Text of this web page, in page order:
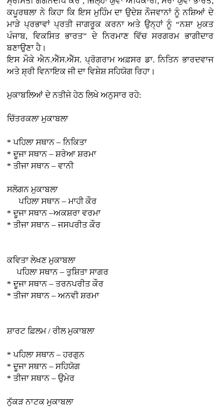
ਕਪੂਰਥਲਾ ਨੇ ਕਿਹਾ ਕਿ ਇਸ ਮੁਹਿੰਮ ਦਾ ਉਦੇਸ਼ ਨੌਜਵਾਨਾਂ ਨੂੰ ਨਸ਼ਿਆਂ ਦੇ
ਮਾੜੇ ਪ੍ਰਭਾਵਾਂ ਪ੍ਰਤੀ ਜਾਗਰੂਕ ਕਰਨਾ ਅਤੇ ਉਨ੍ਹਾਂ ਨੂੰ “ਨਸ਼ਾ ਮੁਕਤ
ਪੰਜਾਬ, ਵਿਕਸਿਤ ਭਾਰਤ” ਦੇ ਨਿਰਮਾਣ ਵਿੱਚ ਸਰਗਰਮ ਭਾਗੀਦਾਰ
ਬਣਾਉਣਾ ਹੈ।
ਇਸ ਮੌਕੇ ਐਨ.ਐੱਸ.ਐੱਸ. ਪ੍ਰੋਗਰਾਮ ਅਫ਼ਸਰ ਡਾ. ਨਿਤਿਨ ਭਾਰਦਵਾਜ
ਅਤੇ ਸ਼੍ਰੀ ਵਿਨਾਇਕ ਜੀ ਦਾ ਵਿਸ਼ੇਸ਼ ਸਹਿਯੋਗ ਰਿਹਾ।
ਮੁਕਾਬਲਿਆਂ ਦੇ ਨਤੀਜੇ ਹੇਠ ਲਿਖੇ ਅਨੁਸਾਰ ਰਹੇ:
ਚਿੱਤਰਕਲਾ ਮੁਕਾਬਲਾ
* ਪਹਿਲਾ ਸਥਾਨ – ਨਿਕਿਤਾ
* ਦੂਜਾ ਸਥਾਨ – ਸ਼ਰੇਆ ਸ਼ਰਮਾ
* ਤੀਜਾ ਸਥਾਨ – ਵਾਨੀ
ਸਲੋਗਨ ਮੁਕਾਬਲਾ
ਪਹਿਲਾ ਸਥਾਨ – ਮਾਹੀ ਕੌਰ
* ਦੂਜਾ ਸਥਾਨ –ਅਕਸ਼ਰਾ ਵਰਮਾ
* ਤੀਜਾ ਸਥਾਨ – ਜਸਪਰੀਤ ਕੌਰ
ਕਵਿਤਾ ਲੇਖਣ ਮੁਕਾਬਲਾ
ਪਹਿਲਾ ਸਥਾਨ – ਤੁਸ਼ਿਤਾ ਸਾਗਰ
* ਦੂਜਾ ਸਥਾਨ – ਤਰਨਪਰੀਤ ਕੌਰ
* ਤੀਜਾ ਸਥਾਨ – ਅਨਵੀ ਸ਼ਰਮਾ
ਸ਼ਾਰਟ ਫ਼ਿਲਮ / ਰੀਲ ਮੁਕਾਬਲਾ
* ਪਹਿਲਾ ਸਥਾਨ – ਹਰਗੁਨ
* ਦੂਜਾ ਸਥਾਨ – ਸਹਿਯੋਗ
* ਤੀਜਾ ਸਥਾਨ – ਉਮੇਰ
ਨੁੱਕੜ ਨਾਟਕ ਮੁਕਾਬਲਾ